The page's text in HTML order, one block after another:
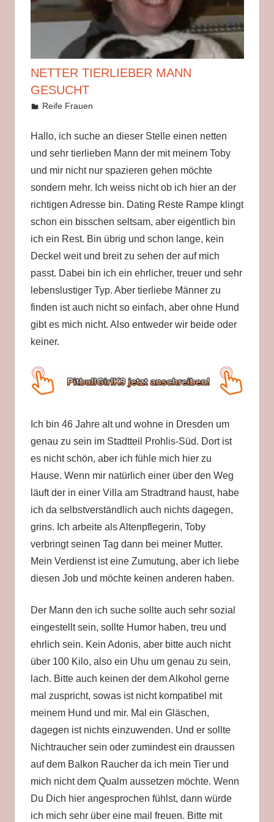
Deutschland
hässliche
Frauen
NETTER TIERLIEBER MANN
GESUCHT
22. August 2019
Helga
Reife Frauen
Hallo, ich suche an dieser Stelle einen netten
und sehr tierlieben Mann der mit meinem Toby
und mir nicht nur spazieren gehen möchte
sondern mehr. Ich weiss nicht ob ich hier an der
richtigen Adresse bin. Dating Reste Rampe klingt
schon ein bisschen seltsam, aber eigentlich bin
ich ein Rest. Bin übrig und schon lange, kein
Deckel weit und breit zu sehen der auf mich
passt. Dabei bin ich ein ehrlicher, treuer und sehr
lebenslustiger Typ. Aber tierliebe Männer zu
finden ist auch nicht so einfach, aber ohne Hund
gibt es mich nicht. Also entweder wir beide oder
keiner.
Ich bin 46 Jahre alt und wohne in Dresden um
genau zu sein im Stadtteil Prohlis-Süd. Dort ist
es nicht schön, aber ich fühle mich hier zu
Hause. Wenn mir natürlich einer über den Weg
läuft der in einer Villa am Stradtrand haust, habe
ich da selbstverständlich auch nichts dagegen,
grins. Ich arbeite als Altenpflegerin, Toby
verbringt seinen Tag dann bei meiner Mutter.
Mein Verdienst ist eine Zumutung, aber ich liebe
diesen Job und möchte keinen anderen haben.
Der Mann den ich suche sollte auch sehr sozial
eingestellt sein, sollte Humor haben, treu und
ehrlich sein. Kein Adonis, aber bitte auch nicht
über 100 Kilo, also ein Uhu um genau zu sein,
lach. Bitte auch keinen der dem Alkohol gerne
mal zuspricht, sowas ist nicht kompatibel mit
meinem Hund und mir. Mal ein Gläschen,
dagegen ist nichts einzuwenden. Und er sollte
Nichtraucher sein oder zumindest ein draussen
auf dem Balkon Raucher da ich mein Tier und
mich nicht dem Qualm aussetzen möchte. Wenn
Du Dich hier angesprochen fühlst, dann würde
ich mich sehr über eine mail freuen. Bitte mit